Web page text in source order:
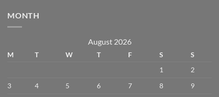
MONTH
August 2026
M T W T F S
S
1
2
3
4 5 6 7 8
9